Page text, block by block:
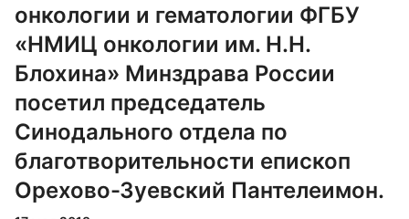
онкологии и гематологии ФГБУ
«НМИЦ онкологии им. Н.Н.
Блохина» Минздрава России
посетил председатель
Синодального отдела по
благотворительности епископ
Орехово-Зуевский Пантелеимон.